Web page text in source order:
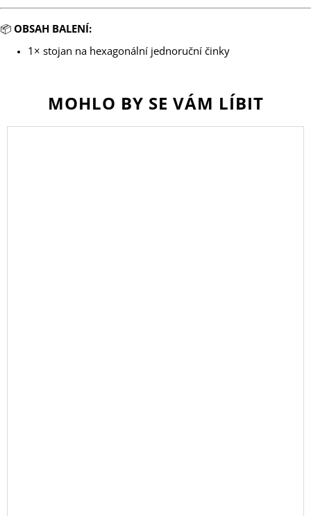
📦 OBSAH BALENÍ:
1× stojan na hexagonální jednoruční činky
MOHLO BY SE VÁM LÍBIT